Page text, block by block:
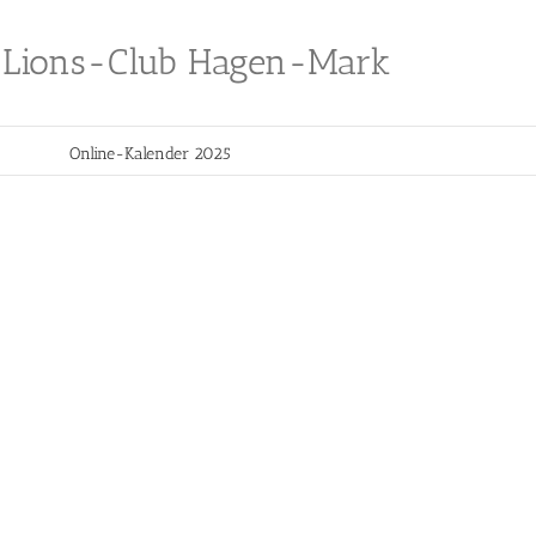
Lions-Club Hagen-Mark
Online-Kalender 2025